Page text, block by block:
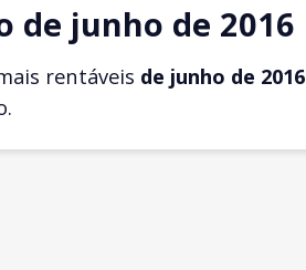
de junho de 2016
rentáveis de junho de 2016